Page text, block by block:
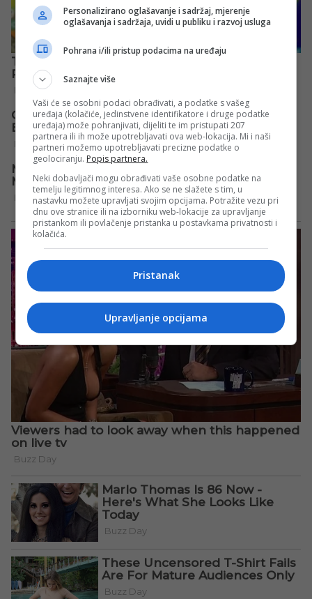
Personalizirano oglašavanje i sadržaj, mjerenje
oglašavanja i sadržaja, uvidi u publiku i razvoj usluga
Pohrana i/ili pristup podacima na uređaju
Saznajte više
Vaši će se osobni podaci obrađivati, a podatke s vašeg
uređaja (kolačiće, jedinstvene identifikatore i druge podatke
uređaja) može pohranjivati, dijeliti te im pristupati 207
partnera ili ih može upotrebljavati ova web-lokacija. Mi i naši
partneri možemo upotrebljavati precizne podatke o
geolociranju. Popis partnera.
Neki dobavljači mogu obrađivati vaše osobne podatke na
temelju legitimnog interesa. Ako se ne slažete s tim, u
nastavku možete upravljati svojim opcijama. Potražite vezu pri
dnu ove stranice ili na izborniku web-lokacije za upravljanje
pristankom ili povlačenje pristanka u postavkama privatnosti i
kolačića.
Pristanak
Upravljanje opcijama